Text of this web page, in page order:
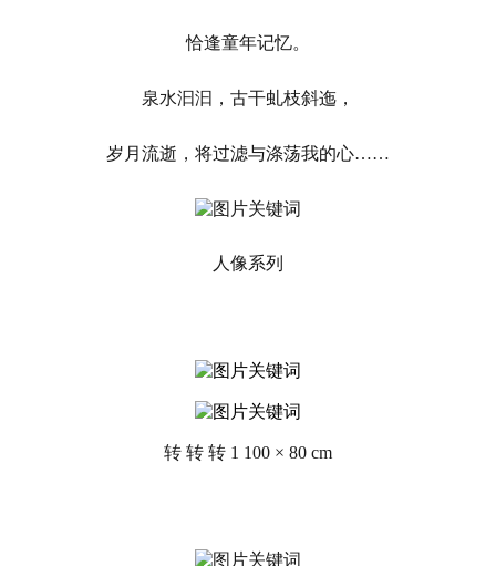
恰逢童年记忆。
泉水汩汩，古干虬枝斜迤，
岁月流逝，将过滤与涤荡我的心……
人像系列
转 转 转 1 100 × 80 cm